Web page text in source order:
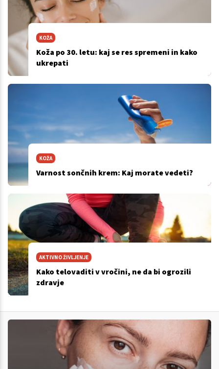
KOŽA
Koža po 30. letu: kaj se res spremeni in kako
ukrepati
KOŽA
Varnost sončnih krem: Kaj morate vedeti?
AKTIVNO ŽIVLJENJE
Kako telovaditi v vročini, ne da bi ogrozili
zdravje